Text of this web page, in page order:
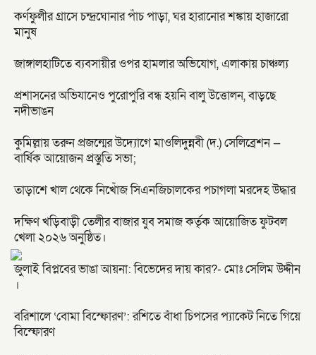
কর্ণফুলীর গ্রাসে চন্দ্রঘোনার পাঁচ পাড়া, ঘর হারানোর শঙ্কায় হাজারো
মানুষ
জাঙ্গালহাটিতে ব্যবসায়ীর ওপর হামলার অভিযোগ, এলাকায় চাঞ্চল্য
প্রশাসনের অভিযানেও পুরোপুরি বন্ধ হয়নি বালু উত্তোলন, বাড়ছে
নদীভাঙন
কুমিল্লায় তরুন প্রজন্মের উদ্যোগে মাওলিদুন্নবী (দ.) সেলিব্রেশন —
বার্ষিক আয়োজন প্রস্তুতি সভা;
তাড়াশে খাল থেকে নিখোঁজ সিএনজিচালকের পচাগলা মরদেহ উদ্ধার
দক্ষিণ খড়িবাড়ী তেলীর বাজার যুব সমাজ কর্তৃক আয়োজিত ফুটবল
খেলা ২০২৬ অনুষ্ঠিত।
জুলাই বিপ্লবের ভাঙা আয়না: বিভেদের দায় কার?- মোঃ সেলিম উদ্দীন
।
বরিশালে ‘বোমা বিস্ফোরণ’: রশিতে বাঁধা চিপসের প্যাকেট নিতে গিয়ে
বিস্ফোরণ